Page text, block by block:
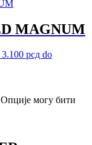
MAGNUM
рсд do
могу бити